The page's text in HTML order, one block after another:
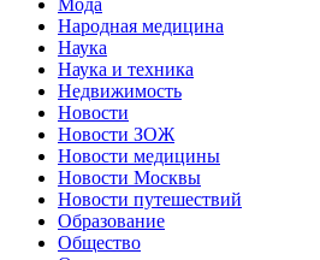
Народная медицина
Наука
Наука и техника
Недвижимость
Новости
Новости ЗОЖ
Новости медицины
Новости Москвы
Новости путешествий
Образование
Общество